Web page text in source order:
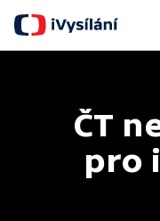
ČT
pro